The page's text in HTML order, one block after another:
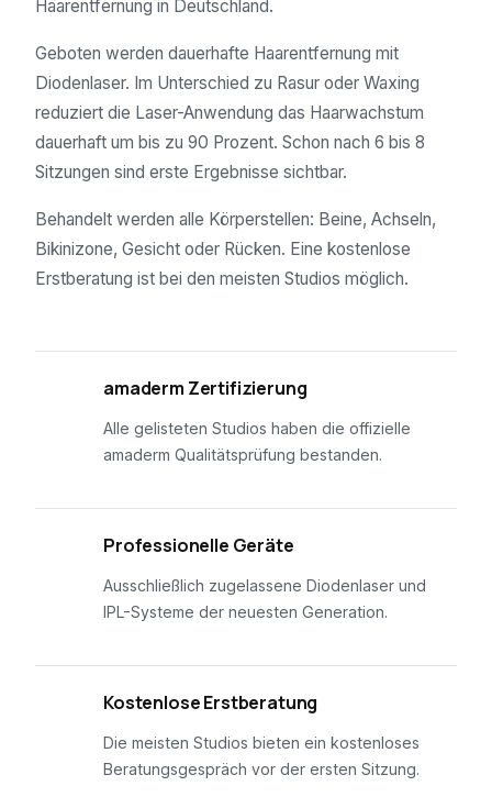
Haarentfernung in Deutschland.
Geboten werden dauerhafte Haarentfernung mit
Diodenlaser. Im Unterschied zu Rasur oder Waxing
reduziert die Laser-Anwendung das Haarwachstum
dauerhaft um bis zu 90 Prozent. Schon nach 6 bis 8
Sitzungen sind erste Ergebnisse sichtbar.
Behandelt werden alle Körperstellen: Beine, Achseln,
Bikinizone, Gesicht oder Rücken. Eine kostenlose
Erstberatung ist bei den meisten Studios möglich.
amaderm Zertifizierung
Alle gelisteten Studios haben die offizielle
amaderm Qualitätsprüfung bestanden.
Professionelle Geräte
Ausschließlich zugelassene Diodenlaser und
IPL-Systeme der neuesten Generation.
Kostenlose Erstberatung
Die meisten Studios bieten ein kostenloses
Beratungsgespräch vor der ersten Sitzung.